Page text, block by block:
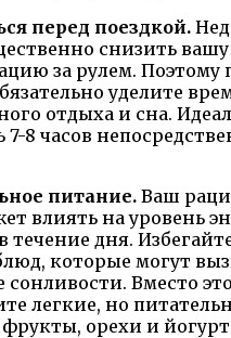
перед поездкой.
снизить вашу
за рулем. Поэтому
уделите
отдыха и сна.
7-8 часов
питание. Ваш
влиять на уровень
течение дня.
которые могут
Вместо
легкие, но
орехи и